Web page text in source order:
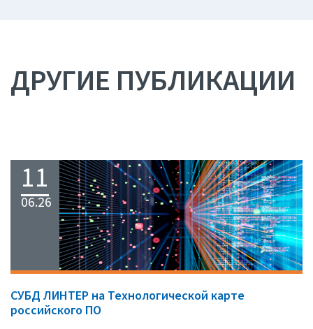
ДРУГИЕ ПУБЛИКАЦИИ
11
06.26
СУБД ЛИНТЕР на Технологической карте
российского ПО